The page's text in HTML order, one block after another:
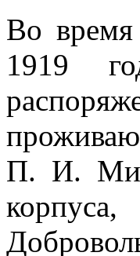
Во время
1919
П. И.